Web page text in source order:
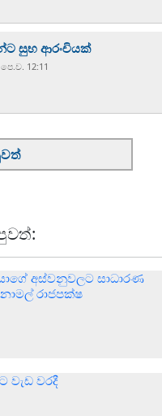
සුභ ආරංචියක්
12:11
අස්වනුවලට සාධාරණ
රාජපක්ෂ
වැඩ වරදී